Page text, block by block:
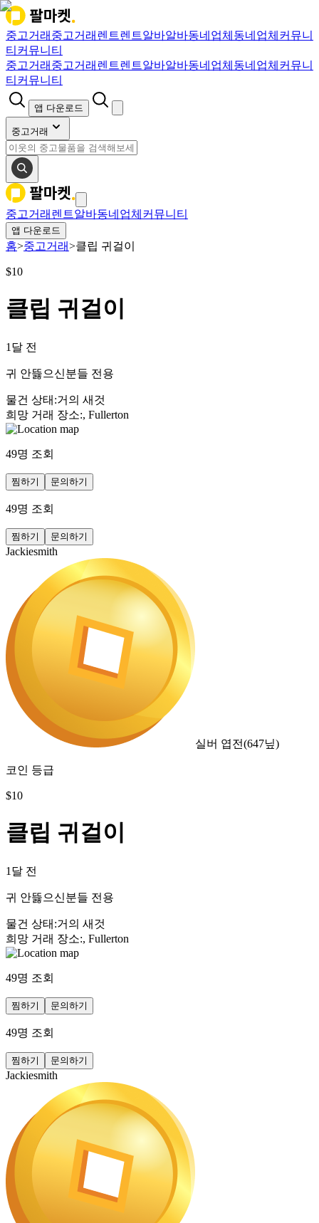
중고거래 중고거래 렌트렌트알바알바동네업체 동네업체 커뮤니
티 커뮤니티
중고거래 중고거래 렌트렌트알바알바동네업체 동네업체 커뮤니
티 커뮤니티
앱 다운로드
중고거래
중고거래 렌트알바동네업체 커뮤니티
앱 다운로드
홈>중고거래>클립 귀걸이
$10
클립 귀걸이
1달 전
귀 안뜷으신분들 전용
물건 상태 :거의 새것
희망 거래 장소:, Fullerton
49명 조회
찜하기 문의하기
49명 조회
찜하기 문의하기
Jackiesmith
실버 엽전(647닢)
코인 등급
$10
클립 귀걸이
1달 전
귀 안뜷으신분들 전용
물건 상태 :거의 새것
희망 거래 장소:, Fullerton
49명 조회
찜하기 문의하기
49명 조회
찜하기 문의하기
Jackiesmith